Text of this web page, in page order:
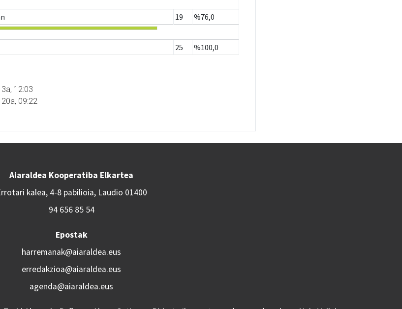
19 %76,0
25 %100,0
12:03
09:22
Aiaraldea Kooperatiba Elkartea
kalea, 4-8 pabilioia, Laudio 01400
94 656 85 54
Epostak
harremanak@aiaraldea.eus
erredakzioa@aiaraldea.eus
agenda@aiaraldea.eus